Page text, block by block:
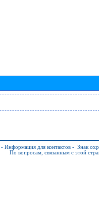
- Информация для контактов - Знак
По вопросам, связанным с этой